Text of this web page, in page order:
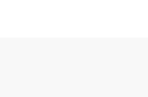
Ürün resmi kalitesiz,